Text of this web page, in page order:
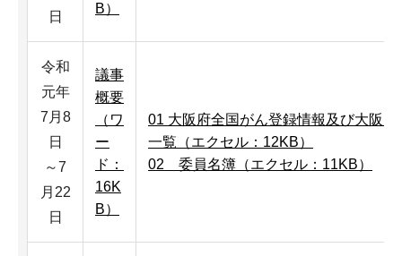
日
B）
令和
元年
7月8
日
～7
月22
日
議事
概要
（ワ
ー
ド：
16K
B）
01 大阪府全国がん登録情報及び大阪
一覧（エクセル：12KB）
02＿委員名簿（エクセル：11KB）